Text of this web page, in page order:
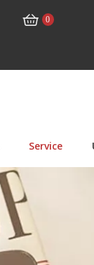
0
Service